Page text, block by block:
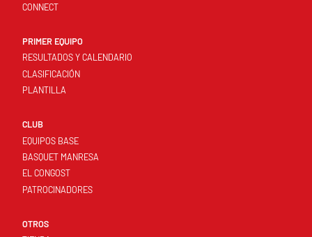
CONNECT
PRIMER EQUIPO
RESULTADOS Y CALENDARIO
CLASIFICACIÓN
PLANTILLA
CLUB
EQUIPOS BASE
BASQUET MANRESA
EL CONGOST
PATROCINADORES
OTROS